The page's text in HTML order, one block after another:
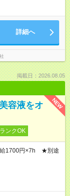
詳細へ
掲載日：2026.08.05
NEW
容液をオ
ンクOK
1700円×7h ★別途